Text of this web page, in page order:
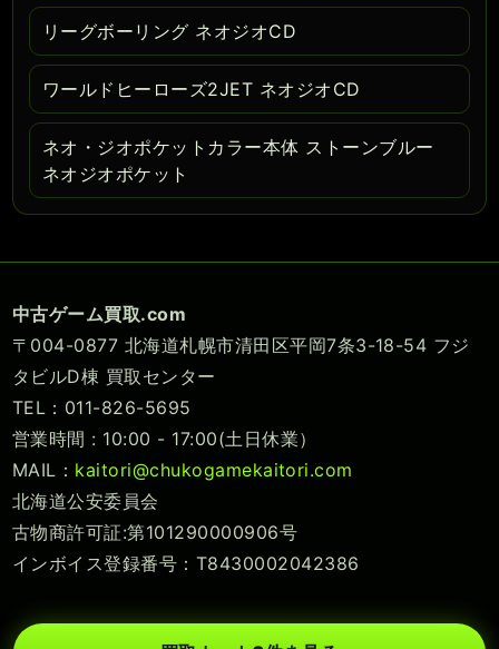
リーグボーリング ネオジオCD
ワールドヒーローズ2JET ネオジオCD
ネオ・ジオポケットカラー本体 ストーンブルー
ネオジオポケット
中古ゲーム買取.com
〒004-0877 北海道札幌市清田区平岡7条3-18-54 フジ
タビルD棟 買取センター
TEL：011-826-5695
営業時間 : 10:00 - 17:00(土日休業）
MAIL： kaitori@chukogamekaitori.com
北海道公安委員会
古物商許可証:第101290000906号
インボイス登録番号：T8430002042386